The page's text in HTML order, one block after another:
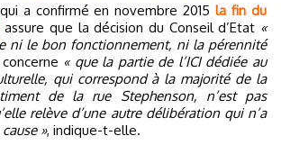
qui a confirmé en novembre 2015la fin du
assure que la décision du Conseil d’Etat «
ni le bon fonctionnement, ni la pérennité
« que la partie de l’ICI dédiée au
qui correspond à la majorité de la
de la rue Stephenson, n’est pas
relève d’une autre délibération qui n’a
», indique-t-elle.